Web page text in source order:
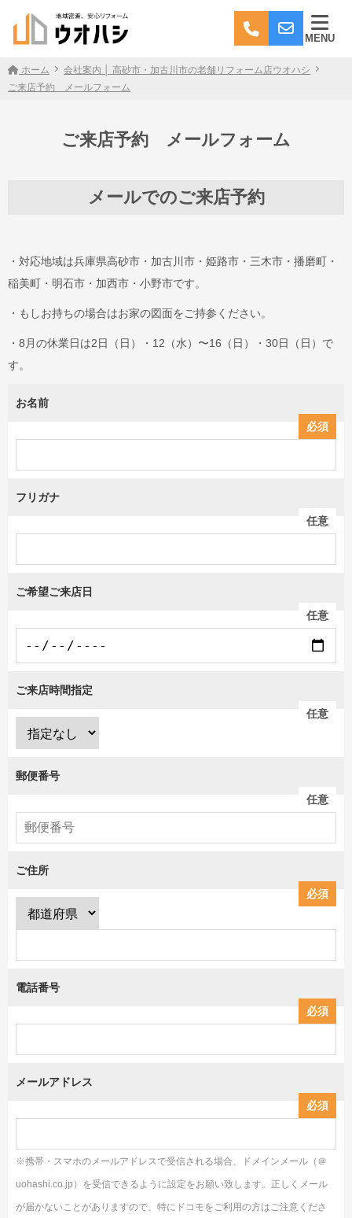
MENU
ホーム
会社案内 │ 高砂市・加古川市の老舗リフォーム店ウオハシ
ご来店予約 メールフォーム
ご来店予約 メールフォーム
メールでのご来店予約
・対応地域は兵庫県高砂市・加古川市・姫路市・三木市・播磨町・
稲美町・明石市・加西市・小野市です。
・もしお持ちの場合はお家の図面をご持参ください。
・8月の休業日は2日（日）・12（水）〜16（日）・30日（日）で
す。
お名前
必須
フリガナ
任意
ご希望ご来店日
任意
ご来店時間指定
任意
郵便番号
任意
ご住所
必須
電話番号
必須
メールアドレス
必須
※携帯・スマホのメールアドレスで受信される場合、ドメインメール（＠
uohashi.co.jp）を受信できるように設定をお願い致します。正しくメール
が届かないことがありますので、特にドコモをご利用の方はご注意くださ